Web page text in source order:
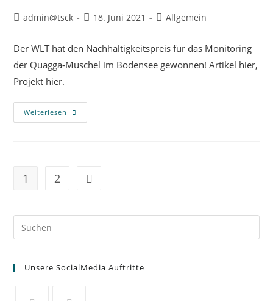
admin@tsck 18. Juni 2021 Allgemein
Der WLT hat den Nachhaltigkeitspreis für das Monitoring
der Quagga-Muschel im Bodensee gewonnen! Artikel hier,
Projekt hier.
Weiterlesen
1 2
Unsere SocialMedia Auftritte